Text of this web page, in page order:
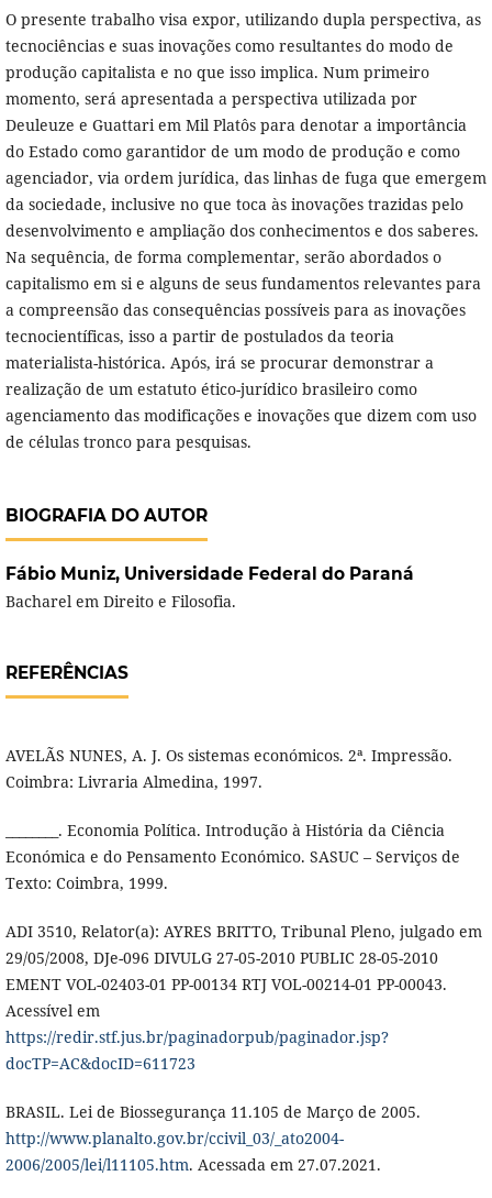
O presente trabalho visa expor, utilizando dupla perspectiva, as
tecnociências e suas inovações como resultantes do modo de
produção capitalista e no que isso implica. Num primeiro
momento, será apresentada a perspectiva utilizada por
Deuleuze e Guattari em Mil Platôs para denotar a importância
do Estado como garantidor de um modo de produção e como
agenciador, via ordem jurídica, das linhas de fuga que emergem
da sociedade, inclusive no que toca às inovações trazidas pelo
desenvolvimento e ampliação dos conhecimentos e dos saberes.
Na sequência, de forma complementar, serão abordados o
capitalismo em si e alguns de seus fundamentos relevantes para
a compreensão das consequências possíveis para as inovações
tecnocientíficas, isso a partir de postulados da teoria
materialista-histórica. Após, irá se procurar demonstrar a
realização de um estatuto ético-jurídico brasileiro como
agenciamento das modificações e inovações que dizem com uso
de células tronco para pesquisas.
BIOGRAFIA DO AUTOR
Fábio Muniz, Universidade Federal do Paraná
Bacharel em Direito e Filosofia.
REFERÊNCIAS
AVELÃS NUNES, A. J. Os sistemas económicos. 2ª. Impressão.
Coimbra: Livraria Almedina, 1997.
________. Economia Política. Introdução à História da Ciência
Económica e do Pensamento Económico. SASUC – Serviços de
Texto: Coimbra, 1999.
ADI 3510, Relator(a): AYRES BRITTO, Tribunal Pleno, julgado em
29/05/2008, DJe-096 DIVULG 27-05-2010 PUBLIC 28-05-2010
EMENT VOL-02403-01 PP-00134 RTJ VOL-00214-01 PP-00043.
Acessível em
https://redir.stf.jus.br/paginadorpub/paginador.jsp?
docTP=AC&docID=611723
BRASIL. Lei de Biossegurança 11.105 de Março de 2005.
http://www.planalto.gov.br/ccivil_03/_ato2004-
2006/2005/lei/l11105.htm. Acessada em 27.07.2021.